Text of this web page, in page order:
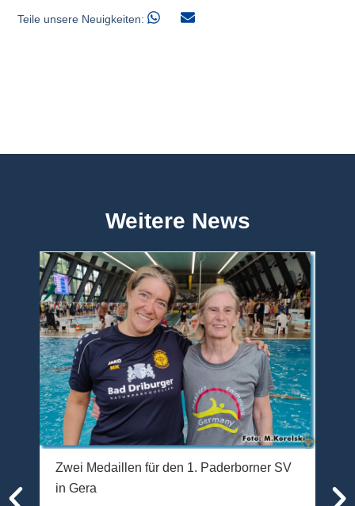
Teile unsere Neuigkeiten:
Weitere News
Zwei Medaillen für den 1. Paderborner SV
in Gera
Im